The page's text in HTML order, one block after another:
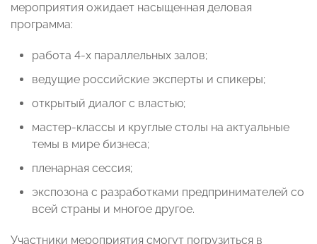
мероприятия ожидает насыщенная деловая
программа:
работа 4-х параллельных залов;
ведущие российские эксперты и спикеры;
открытый диалог с властью;
мастер-классы и круглые столы на актуальные
темы в мире бизнеса;
пленарная сессия;
экспозона с разработками предпринимателей со
всей страны и многое другое.
Участники мероприятия смогут погрузиться в